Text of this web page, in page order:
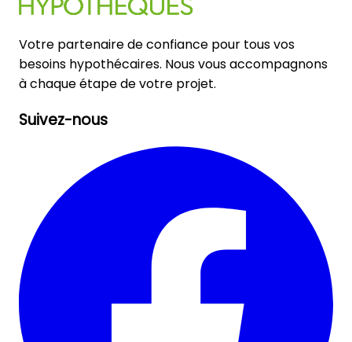
Votre partenaire de confiance pour tous vos
besoins hypothécaires. Nous vous accompagnons
à chaque étape de votre projet.
Suivez-nous